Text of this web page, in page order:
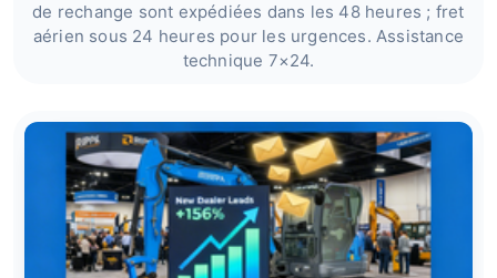
de rechange sont expédiées dans les 48 heures ; fret
aérien sous 24 heures pour les urgences. Assistance
technique 7×24.